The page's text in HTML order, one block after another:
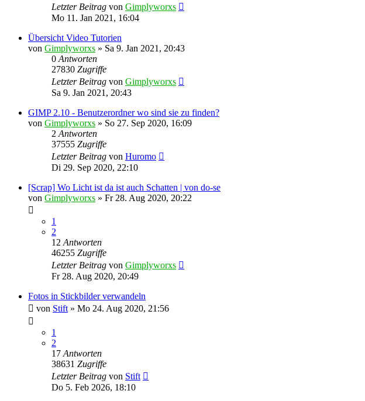
Letzter Beitrag von Gimplyworxs
Mo 11. Jan 2021, 16:04
Übersicht Video Tutorien
von Gimplyworxs » Sa 9. Jan 2021, 20:43
0 Antworten
27830 Zugriffe
Letzter Beitrag von Gimplyworxs
Sa 9. Jan 2021, 20:43
GIMP 2.10 - Benutzerordner wo sind sie zu finden?
von Gimplyworxs » So 27. Sep 2020, 16:09
2 Antworten
37555 Zugriffe
Letzter Beitrag von Huromo
Di 29. Sep 2020, 22:10
[Scrap] Wo Licht ist da ist auch Schatten | von do-se
von Gimplyworxs » Fr 28. Aug 2020, 20:22
1
2
12 Antworten
46255 Zugriffe
Letzter Beitrag von Gimplyworxs
Fr 28. Aug 2020, 20:49
Fotos in Stickbilder verwandeln
von Stift » Mo 24. Aug 2020, 21:56
1
2
17 Antworten
38631 Zugriffe
Letzter Beitrag von Stift
Do 5. Feb 2026, 18:10